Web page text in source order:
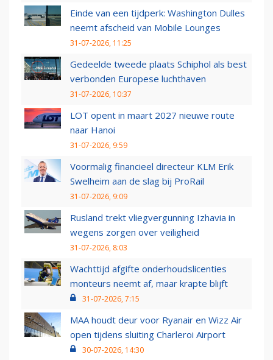
Einde van een tijdperk: Washington Dulles
neemt afscheid van Mobile Lounges
31-07-2026, 11:25
Gedeelde tweede plaats Schiphol als best
verbonden Europese luchthaven
31-07-2026, 10:37
LOT opent in maart 2027 nieuwe route
naar Hanoi
31-07-2026, 9:59
Voormalig financieel directeur KLM Erik
Swelheim aan de slag bij ProRail
31-07-2026, 9:09
Rusland trekt vliegvergunning Izhavia in
wegens zorgen over veiligheid
31-07-2026, 8:03
Wachttijd afgifte onderhoudslicenties
monteurs neemt af, maar krapte blijft
31-07-2026, 7:15
MAA houdt deur voor Ryanair en Wizz Air
open tijdens sluiting Charleroi Airport
30-07-2026, 14:30